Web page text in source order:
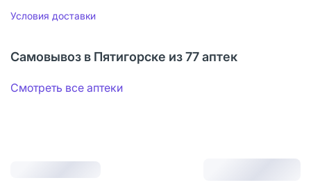
Условия доставки
Самовывоз в Пятигорске из 77 аптек
Смотреть все аптеки